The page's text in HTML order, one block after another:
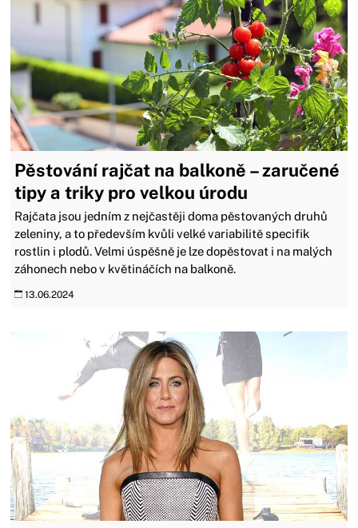
Pěstování rajčat na balkoně – zaručené
tipy a triky pro velkou úrodu
Rajčata jsou jedním z nejčastěji doma pěstovaných druhů
zeleniny, a to především kvůli velké variabilitě specifik
rostlin i plodů. Velmi úspěšně je lze dopěstovat i na malých
záhonech nebo v květináčích na balkoně.
13.06.2024